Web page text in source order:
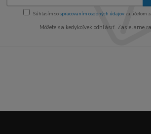
Súhlasím sospracovaním osobných údajov za účelom
Môžete sa kedykoľvek odhlásiť. Zasielame